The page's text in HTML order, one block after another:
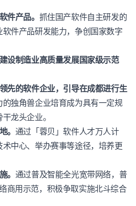
件产品。 抓住国产软件自主研发的
件产品研发能力，争创国家数字
设制造业高质量发展国家级示范
先的软件企业，引导在成都进行生
独角兽企业培育成为具有一定规
龙头企业。
。 通过「蓉贝」软件人才万人计
中心、举办赛事等途径，培养更
。 通过普及智能全光宽带网络，普
商用示范，积极争取实施北斗综合